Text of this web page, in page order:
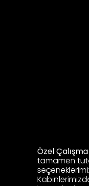
Özel
tamamen